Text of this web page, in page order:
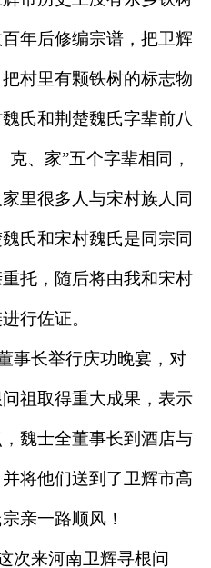
年后修编宗谱，把卫辉
村里有颗铁树的标志物
氏和荆楚魏氏字辈前八
、家”五个字辈相同，
里很多人与宋村族人同
氏和宋村魏氏是同宗同
托，随后将由我和宋村
行佐证。
长举行庆功晚宴，对
祖取得重大成果，表示
魏士全董事长到酒店与
将他们送到了卫辉市高
亲一路顺风！
来河南卫辉寻根问